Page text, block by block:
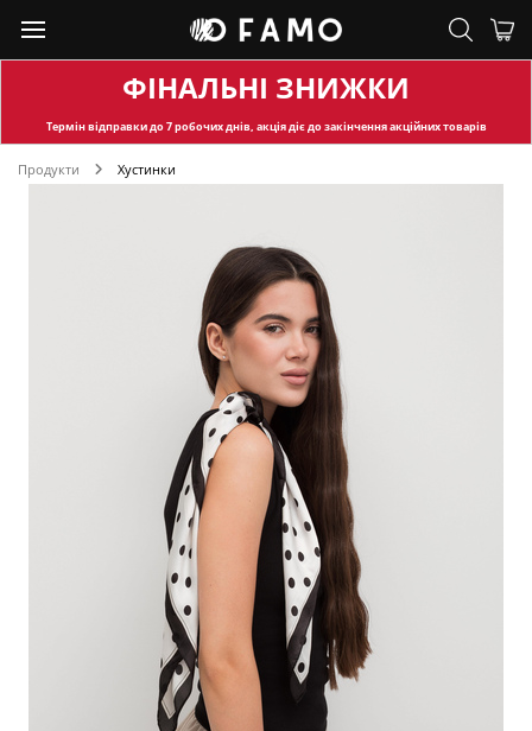
ФІНАЛЬНІ ЗНИЖКИ
Термін відправкидо 7 робочих днів, акція діє до закінчення акційних товарів
Продукти Хустинки